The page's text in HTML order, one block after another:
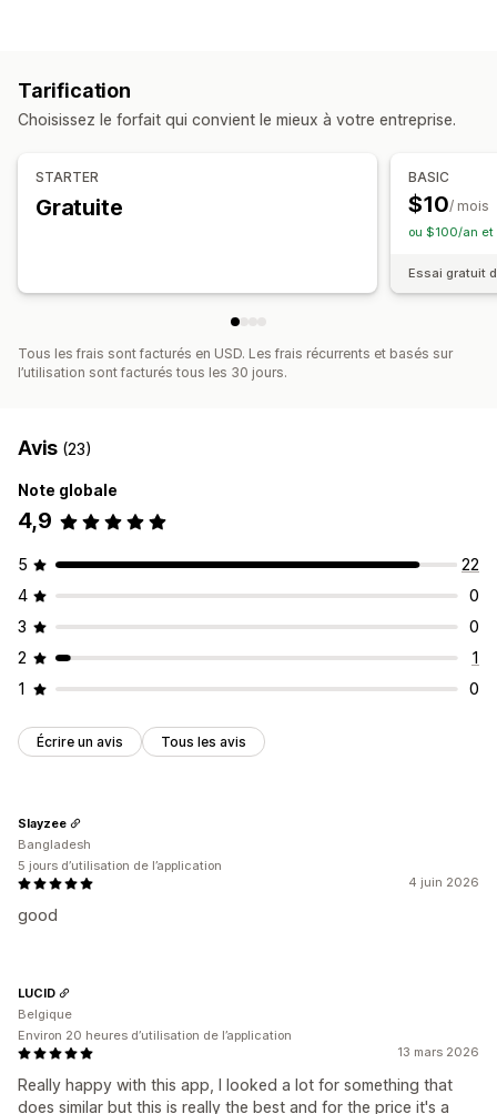
Tarification
Choisissez le forfait qui convient le mieux à votre entreprise.
STARTER
Gratuite
BASIC
$10/ mois
ou $100/an et
Essai gratuit
Tous les frais sont facturés en USD. Les frais récurrents et basés sur
l’utilisation sont facturés tous les 30 jours.
Avis (23)
Note globale
4,9
5
22
4
0
3
0
2
1
1
0
Écrire un avis Tous les avis
4 juin 2026
good
Slayzee
Bangladesh
5 jours d’utilisation de l’application
13 mars 2026
Really happy with this app, I looked a lot for something that
does similar but this is really the best and for the price it's a
LUCID
Belgique
Environ 20 heures d’utilisation de l’application